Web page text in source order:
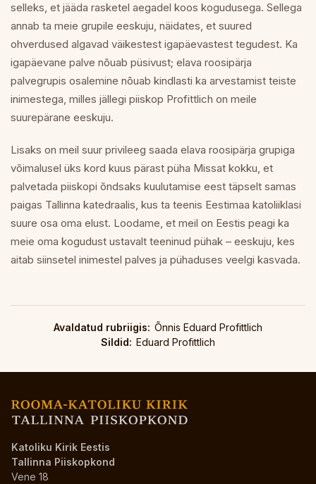
selleks, et jääda rasketel aegadel koos kogudusega. Sellega
annab ta meie grupile eeskuju, näidates, et suured
ohverdused algavad väikestest igapäevastest tegudest. Ka
igapäevane palve nõuab püsivust; elava roosipärja
palvegrupis osalemine nõuab kindlasti ka arvestamist teiste
inimestega, milles jällegi piiskop Profittlich on meile
suurepärane eeskuju.
Lisaks on meil suur privileeg saada elava roosipärja grupiga
võimalusel üks kord kuus pärast püha Missat kokku, et
palvetada piiskopi õndsaks kuulutamise eest täpselt samas
paigas Tallinna katedraalis, kus ta teenis Eestimaa katoliiklasi
suure osa oma elust. Loodame, et meil on Eestis peagi ka
meie oma kogudust ustavalt teeninud pühak – eeskuju, kes
aitab siinsetel inimestel palves ja pühaduses veelgi kasvada.
Avaldatud rubriigis: Õnnis Eduard Profittlich
Sildid: Eduard Profittlich
Katoliku Kirik Eestis
Tallinna Piiskopkond
Vene 18